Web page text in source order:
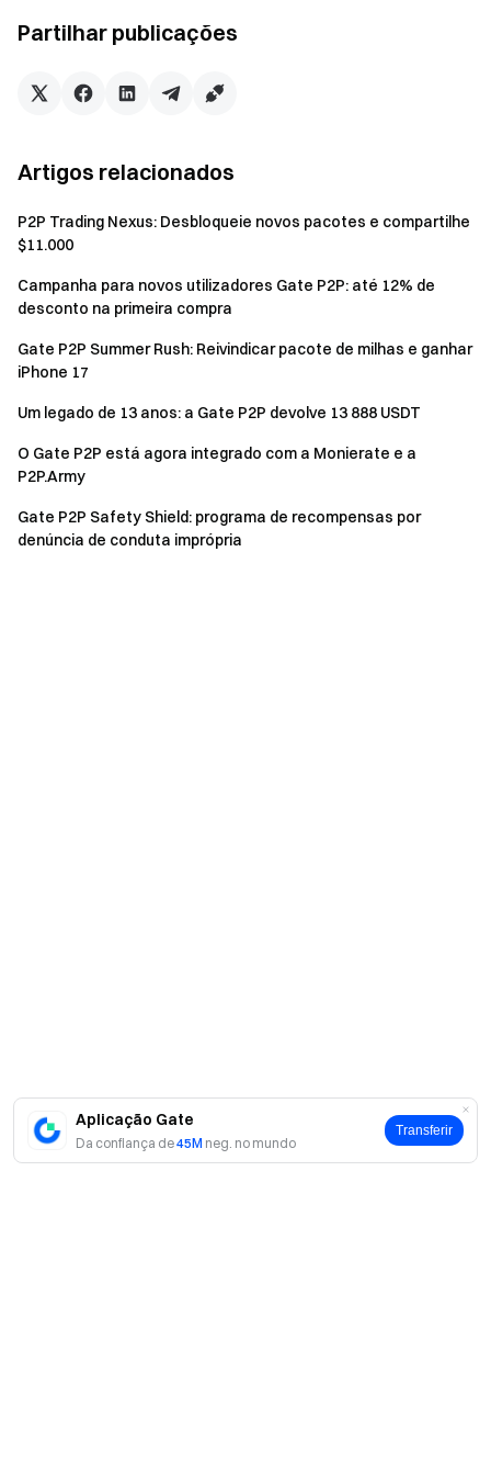
Aplicação Gate
Da confiança de45M neg. no mundo
Transferir
Verifique a nossa Prova de Reserva de 100%
Partilhar publicações
Artigos relacionados
P2P Trading Nexus: Desbloqueie novos pacotes e compartilhe
$11.000
Campanha para novos utilizadores Gate P2P: até 12% de
desconto na primeira compra
Gate P2P Summer Rush: Reivindicar pacote de milhas e ganhar
iPhone 17
Um legado de 13 anos: a Gate P2P devolve 13 888 USDT
O Gate P2P está agora integrado com a Monierate e a
P2P.Army
Gate P2P Safety Shield: programa de recompensas por
denúncia de conduta imprópria